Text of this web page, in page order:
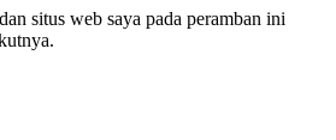
situs web saya pada peramban ini